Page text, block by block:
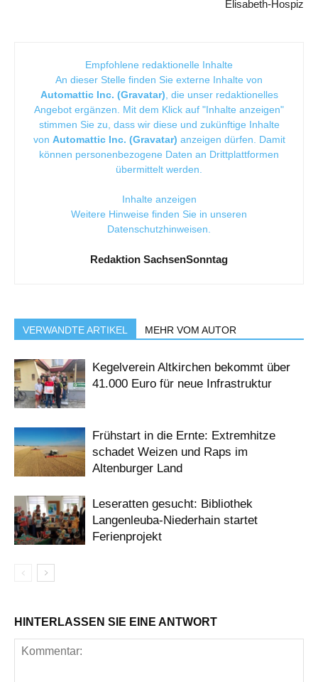
Elisabeth-Hospiz
Empfohlene redaktionelle Inhalte
An dieser Stelle finden Sie externe Inhalte von
Automattic Inc. (Gravatar), die unser redaktionelles
Angebot ergänzen. Mit dem Klick auf "Inhalte anzeigen"
stimmen Sie zu, dass wir diese und zukünftige Inhalte
von Automattic Inc. (Gravatar) anzeigen dürfen. Damit
können personenbezogene Daten an Drittplattformen
übermittelt werden.
Inhalte anzeigen
Weitere Hinweise finden Sie in unseren
Datenschutzhinweisen.
Redaktion SachsenSonntag
VERWANDTE ARTIKEL MEHR VOM AUTOR
Kegelverein Altkirchen bekommt über
41.000 Euro für neue Infrastruktur
Frühstart in die Ernte: Extremhitze
schadet Weizen und Raps im
Altenburger Land
Leseratten gesucht: Bibliothek
Langenleuba-Niederhain startet
Ferienprojekt
HINTERLASSEN SIE EINE ANTWORT